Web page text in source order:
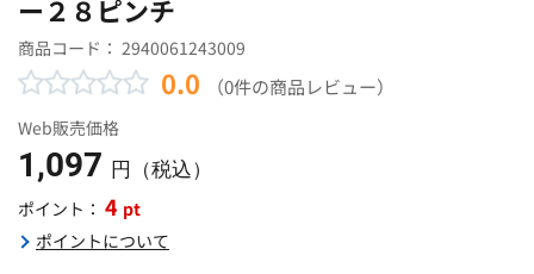
ー２８ピンチ
商品コード： 2940061243009
0.0 （0件の商品レビュー）
Web販売価格
1,097 円（税込）
ポイント： 4 pt
ポイントについて